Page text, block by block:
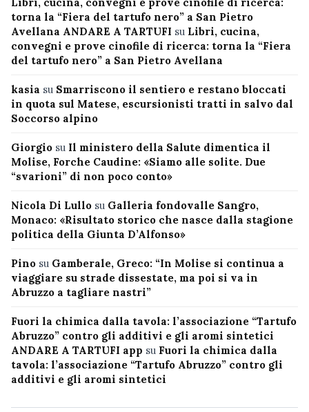
torna la “Fiera del tartufo nero” a San Pietro
Avellana ANDARE A TARTUFI su Libri, cucina,
convegni e prove cinofile di ricerca: torna la “Fiera
del tartufo nero” a San Pietro Avellana
kasia su Smarriscono il sentiero e restano bloccati
in quota sul Matese, escursionisti tratti in salvo dal
Soccorso alpino
Giorgio su Il ministero della Salute dimentica il
Molise, Forche Caudine: «Siamo alle solite. Due
“svarioni” di non poco conto»
Nicola Di Lullo su Galleria fondovalle Sangro,
Monaco: «Risultato storico che nasce dalla stagione
politica della Giunta D’Alfonso»
Pino su Gamberale, Greco: “In Molise si continua a
viaggiare su strade dissestate, ma poi si va in
Abruzzo a tagliare nastri”
Fuori la chimica dalla tavola: l’associazione “Tartufo
Abruzzo” contro gli additivi e gli aromi sintetici
ANDARE A TARTUFI app su Fuori la chimica dalla
tavola: l’associazione “Tartufo Abruzzo” contro gli
additivi e gli aromi sintetici